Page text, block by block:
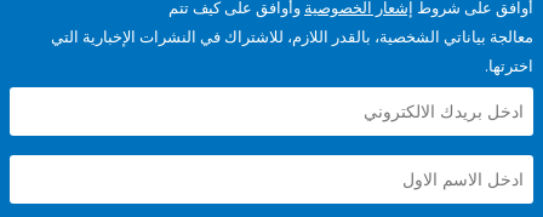
شروطإشعار الخصوصيةوأوافق على كيف تتم
الشخصية، بالقدر اللازم، للاشتراك في النشرات الإخبارية التي